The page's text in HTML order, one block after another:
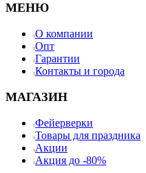
МЕНЮ
О компании
Опт
Гарантии
Контакты и города
МАГАЗИН
Фейерверки
Товары для праздника
Акции
Акция до -80%